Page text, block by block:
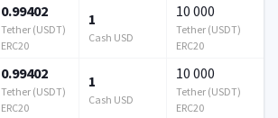
0.99402
Tether (USDT)
ERC20
1
Cash USD
10 000
Tether (USDT)
ERC20
0.99402
Tether (USDT)
ERC20
1
Cash USD
10 000
Tether (USDT)
ERC20